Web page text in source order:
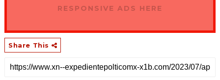
RESPONSIVE ADS HERE
Share This